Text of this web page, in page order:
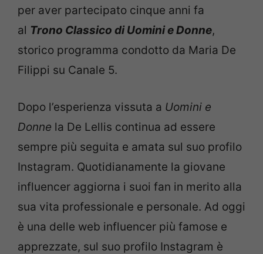
per aver partecipato cinque anni fa
al Trono Classico di Uomini e Donne,
storico programma condotto da Maria De
Filippi su Canale 5.
Dopo l’esperienza vissuta a Uomini e
Donne la De Lellis continua ad essere
sempre più seguita e amata sul suo profilo
Instagram. Quotidianamente la giovane
influencer aggiorna i suoi fan in merito alla
sua vita professionale e personale. Ad oggi
è una delle web influencer più famose e
apprezzate, sul suo profilo Instagram è